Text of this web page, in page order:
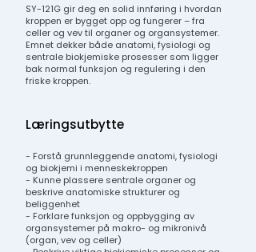
SY-121G gir deg en solid innføring i hvordan
kroppen er bygget opp og fungerer – fra
celler og vev til organer og organsystemer.
Emnet dekker både anatomi, fysiologi og
sentrale biokjemiske prosesser som ligger
bak normal funksjon og regulering i den
friske kroppen.
Læringsutbytte
- Forstå grunnleggende anatomi, fysiologi
og biokjemi i menneskekroppen
- Kunne plassere sentrale organer og
beskrive anatomiske strukturer og
beliggenhet
- Forklare funksjon og oppbygging av
organsystemer på makro- og mikronivå
(organ, vev og celler)